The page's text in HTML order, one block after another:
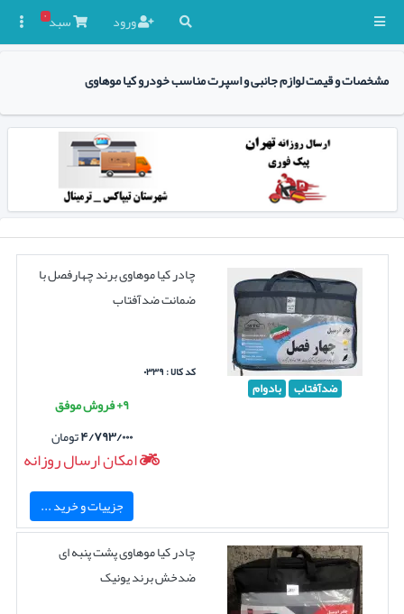
ورود سبد۰
مشخصات و قیمت لوازم جانبی و اسپرت مناسب خودرو کیا موهاوی
ضدآفتاب بادوام
چادر کیا موهاوی برند چهارفصل با
ضمانت ضدآفتاب
کد کالا : ۰۳۳۹
۹+ فروش موفق
۴/۷۹۳/۰۰۰تومان
امکان ارسال روزانه
جزییات و خرید ...
چادر کیا موهاوی پشت پنبه ای
ضدخش برند یونیک